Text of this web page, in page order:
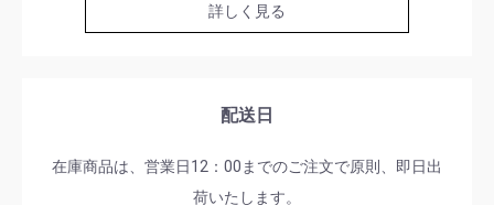
詳しく見る
配送日
在庫商品は、営業日12：00までのご注文で原則、即日出
荷いたします。